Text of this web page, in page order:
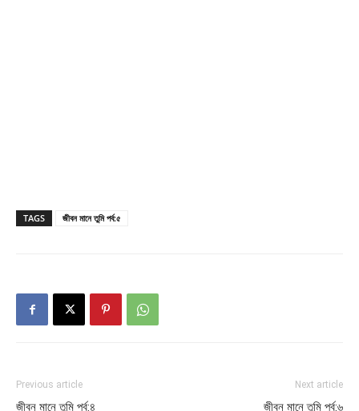
TAGS জীবন মানে তুমি পর্ব:৫
Previous article
জীবন মানে তুমি পর্ব:৪
Next article
জীবন মানে তুমি পর্ব:৬